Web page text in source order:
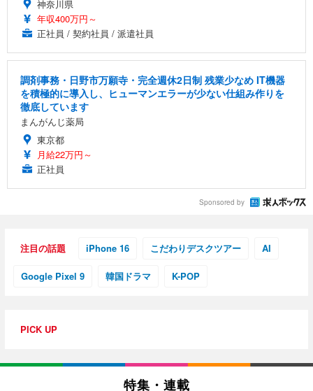
神奈川県
年収400万円～
正社員 / 契約社員 / 派遣社員
調剤事務・日野市万願寺・完全週休2日制 残業少なめ IT機器
を積極的に導入し、ヒューマンエラーが少ない仕組み作りを
徹底しています
まんがんじ薬局
東京都
月給22万円～
正社員
Sponsored by
注目の話題 iPhone 16 こだわりデスクツアー AI
Google Pixel 9 韓国ドラマ K-POP
PICK UP
特集・連載